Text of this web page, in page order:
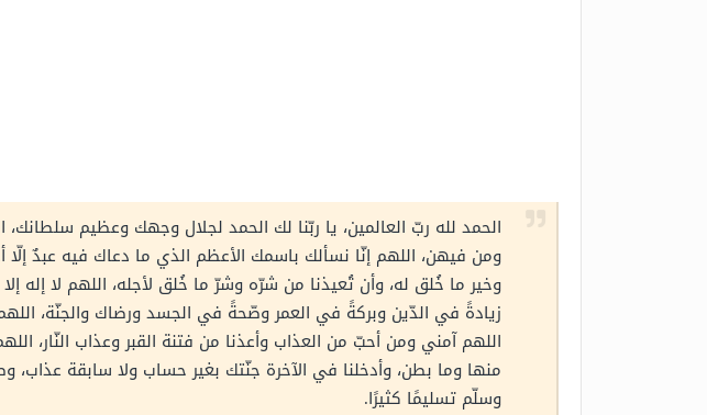
الحمد لله ربّ العالمين، يا ربّنا لك الحمد لجلال وجهك وعظيم
ومن فيهن، اللهم إنّا نسألك باسمك الأعظم الذي ما دعاك فيه عبدٌ
وخير ما خُلق له، وأن تُعيذنا من شرّه وشرّ ما خُلق لأجله، اللهم لا إله
زيادةً في الدّين وبركةً في العمر وصّحةً في الجسد ورضاك والجنّة،
اللهم آمني ومن أحبّ من العذاب وأعذنا من فتنة القبر وعذاب النّار،
منها وما بطن، وأدخلنا في الآخرة جنّتك بغير حساب ولا سابقة
وسلّم تسليمًا كثيرًا.